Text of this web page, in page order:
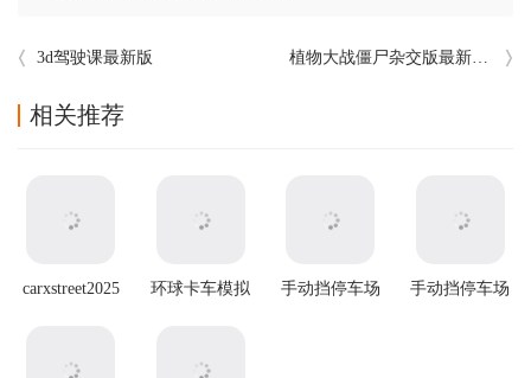
3d驾驶课最新版 植物大战僵尸杂交版最新手机版 v3.13安卓版
相关推荐
carxstreet2025
环球卡车模拟
手动挡停车场
手动挡停车场